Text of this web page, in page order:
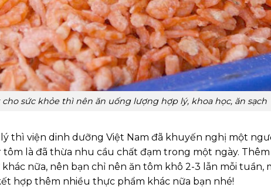
sức khỏe thì nên ăn uống lượng hợp lý, khoa học, ăn sạch
thì viện dinh dưỡng Việt Nam đã khuyến nghị một
tôm là đã thừa nhu cầu chất đạm trong một ngày. Thêm
nữa, nên bạn chỉ nên ăn tôm khô 2-3 lẫn mỗi tuần,
hợp thêm nhiều thực phẩm khác nữa bạn nhé!